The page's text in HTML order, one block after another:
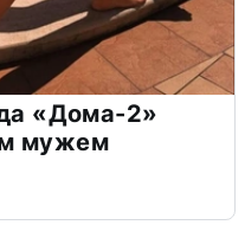
«Дома-2»
мужем